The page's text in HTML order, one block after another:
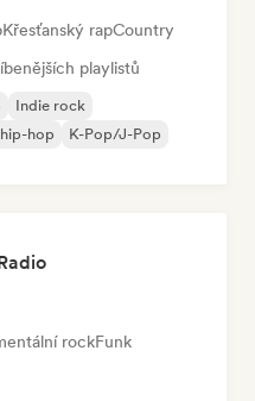
Křesťanský rapCountry
playlistů
Indie rock
hop
K-Pop/J-Pop
rockFunk